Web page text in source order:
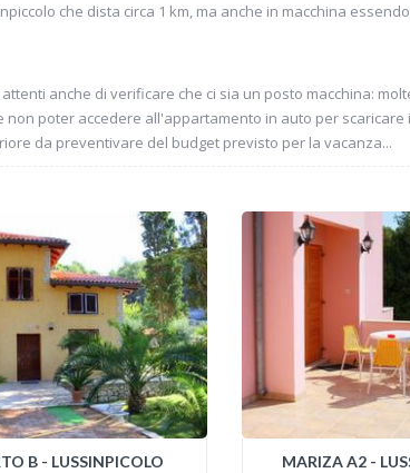
che dista circa 1 km, ma anche in macchina
anche di verificare che ci sia un posto macchina:
poter accedere all'appartamento in auto per scaricare i
da preventivare del budget previsto per la vacanza...
B - LUSSINPICOLO
MARIZA A2 -